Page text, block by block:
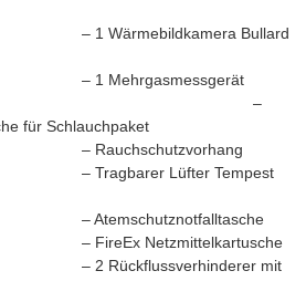
Bullard
M 5000 –
für Schlauchpaket
Lüfter Tempest
mit